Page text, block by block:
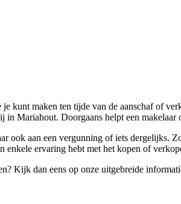
kunt maken ten tijde van de aanschaf of
Mariahout. Doorgaans helpt een
ook aan een vergunning of iets
ervaring hebt met het kopen of
Kijk dan eens op onze uitgebreide